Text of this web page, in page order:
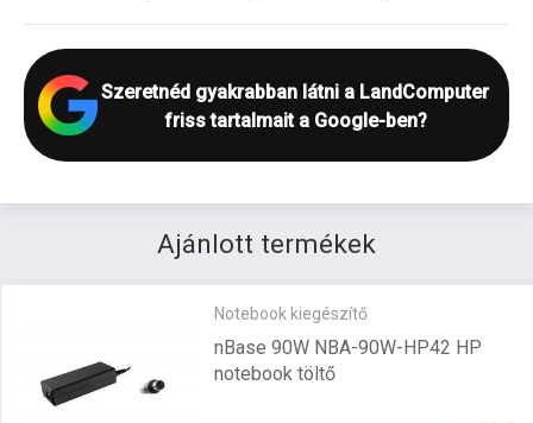
Szeretnéd gyakrabban látni a LandComputer
friss tartalmait a Google-ben?
Ajánlott termékek
Notebook kiegészítő
nBase 90W NBA-90W-HP42 HP
notebook töltő